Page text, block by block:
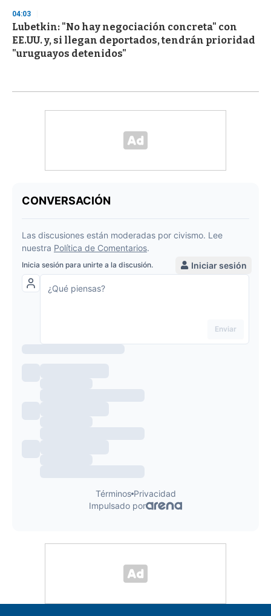
04:03
Lubetkin: "No hay negociación concreta" con
EE.UU. y, si llegan deportados, tendrán prioridad
"uruguayos detenidos"